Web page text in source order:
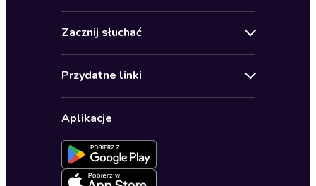
Biznes, marketing, ekonomia
Dla młodzieży
Pomoc
Ustawienia prywatności
Formularz zgłaszania nielegalnych treści
Deklaracja dostępności
Zacznij słuchać
Karnety
Oferta dla firm i bibliotek
Przydatne linki
Dołącz do newslettera
Blog
Zapowiedzi
Aplikacje